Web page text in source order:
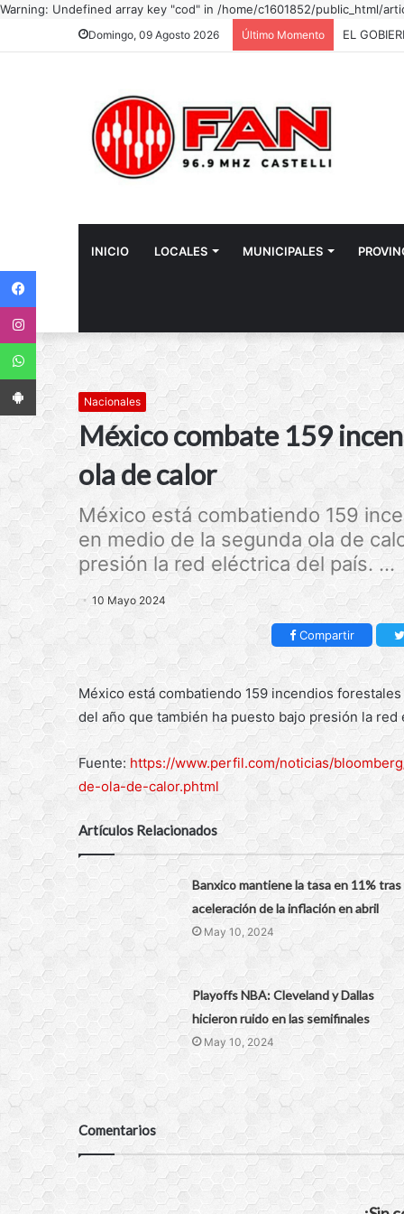
Warning: Undefined array key "cod" in /home/c1601852/public_html/
Domingo, 09 Agosto 2026 Último Momento
INICIO LOCALES MUNICIPALES
Nacionales
México combate 159
ola de calor
México está combatiendo 159
en medio de la segunda ola de
presión la red eléctrica del país. ...
10 Mayo 2024
Compartir
México está combatiendo 159 incendios
del año que también ha puesto bajo presión la red
Fuente: https://www.perfil.com/noticias/
de-ola-de-calor.phtml
Artículos Relacionados
Banxico mantiene la tasa en 11% tras
aceleración de la inflación en abril
May 10, 2024
Playoffs NBA: Cleveland y Dallas
hicieron ruido en las semifinales
May 10, 2024
Comentarios
WhatsApp